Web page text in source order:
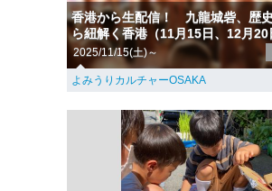
香港から生配信！ 九龍城砦、歴
ら紐解く香港（11月15日、12月20
2025/11/15(土)～
よみうりカルチャーOSAKA